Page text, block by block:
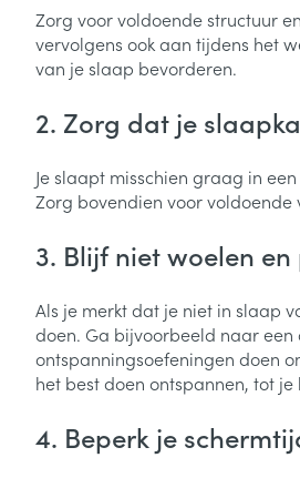
Zorg voor voldoende structuur
vervolgens ook aan tijdens het
van je slaap bevorderen.
2. Zorg dat je
Je slaapt misschien graag in
Zorg bovendien voor voldoende
3. Blijf niet woelen en
Als je merkt dat je niet in slaap
doen. Ga bijvoorbeeld naar
ontspanningsoefeningen doen
het best doen ontspannen, tot
4. Beperk je